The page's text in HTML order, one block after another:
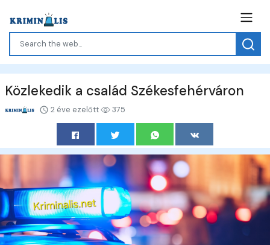
Közlekedik a család Székesfehérváron
2 éve ezelőtt 375